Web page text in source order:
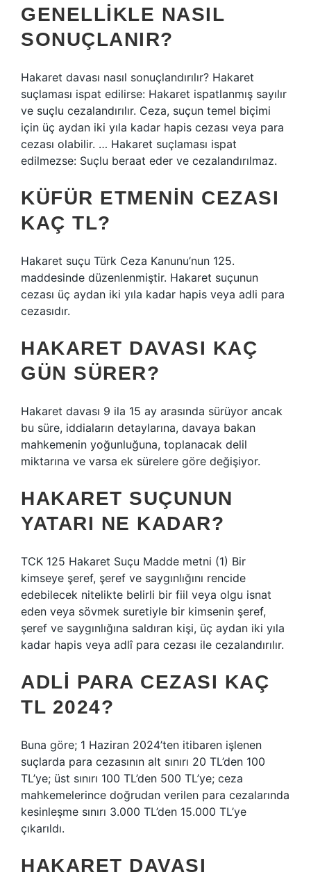
GENELLIKLE NASIL
SONUÇLANIR?
Hakaret davası nasıl sonuçlandırılır? Hakaret
suçlaması ispat edilirse: Hakaret ispatlanmış sayılır
ve suçlu cezalandırılır. Ceza, suçun temel biçimi
için üç aydan iki yıla kadar hapis cezası veya para
cezası olabilir. … Hakaret suçlaması ispat
edilmezse: Suçlu beraat eder ve cezalandırılmaz.
KÜFÜR ETMENIN CEZASI
KAÇ TL?
Hakaret suçu Türk Ceza Kanunu’nun 125.
maddesinde düzenlenmiştir. Hakaret suçunun
cezası üç aydan iki yıla kadar hapis veya adli para
cezasıdır.
HAKARET DAVASI KAÇ
GÜN SÜRER?
Hakaret davası 9 ila 15 ay arasında sürüyor ancak
bu süre, iddiaların detaylarına, davaya bakan
mahkemenin yoğunluğuna, toplanacak delil
miktarına ve varsa ek sürelere göre değişiyor.
HAKARET SUÇUNUN
YATARI NE KADAR?
TCK 125 Hakaret Suçu Madde metni (1) Bir
kimseye şeref, şeref ve saygınlığını rencide
edebilecek nitelikte belirli bir fiil veya olgu isnat
eden veya sövmek suretiyle bir kimsenin şeref,
şeref ve saygınlığına saldıran kişi, üç aydan iki yıla
kadar hapis veya adlî para cezası ile cezalandırılır.
ADLI PARA CEZASI KAÇ
TL 2024?
Buna göre; 1 Haziran 2024’ten itibaren işlenen
suçlarda para cezasının alt sınırı 20 TL’den 100
TL’ye; üst sınırı 100 TL’den 500 TL’ye; ceza
mahkemelerince doğrudan verilen para cezalarında
kesinleşme sınırı 3.000 TL’den 15.000 TL’ye
çıkarıldı.
HAKARET DAVASI